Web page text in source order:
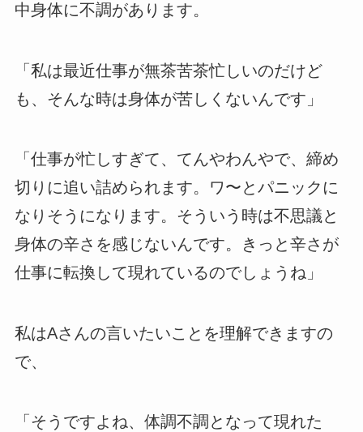
中身体に不調があります。
「私は最近仕事が無茶苦茶忙しいのだけど
も、そんな時は身体が苦しくないんです」
「仕事が忙しすぎて、てんやわんやで、締め
切りに追い詰められます。ワ〜とパニックに
なりそうになります。そういう時は不思議と
身体の辛さを感じないんです。きっと辛さが
仕事に転換して現れているのでしょうね」
私はAさんの言いたいことを理解できますの
で、
「そうですよね、体調不調となって現れた